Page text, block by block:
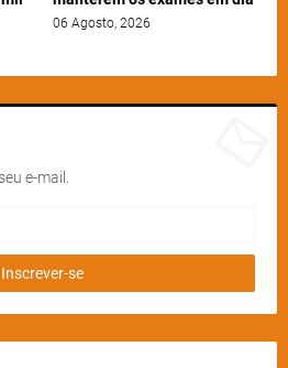
06 Agosto, 2026
e-mail.